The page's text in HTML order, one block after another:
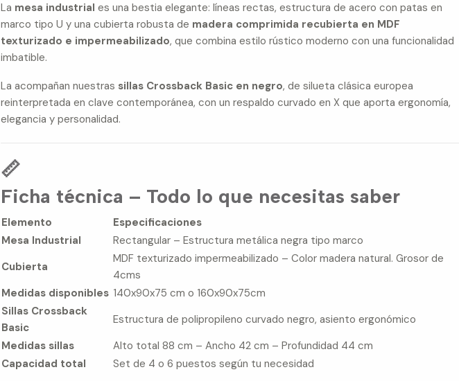
La mesa industrial es una bestia elegante: líneas rectas, estructura de acero con patas en
marco tipo U y una cubierta robusta de madera comprimida recubierta en MDF
texturizado e impermeabilizado, que combina estilo rústico moderno con una funcionalidad
imbatible.
La acompañan nuestras sillas Crossback Basic en negro, de silueta clásica europea
reinterpretada en clave contemporánea, con un respaldo curvado en X que aporta ergonomía,
elegancia y personalidad.
📏
Ficha técnica – Todo lo que necesitas saber
Elemento
Especificaciones
Mesa Industrial
Rectangular – Estructura metálica negra tipo marco
Cubierta
MDF texturizado impermeabilizado – Color madera natural. Grosor de
4cms
Medidas disponibles 140x90x75 cm o 160x90x75cm
Sillas Crossback
Basic
Estructura de polipropileno curvado negro, asiento ergonómico
Medidas sillas
Alto total 88 cm – Ancho 42 cm – Profundidad 44 cm
Capacidad total
Set de 4 o 6 puestos según tu necesidad